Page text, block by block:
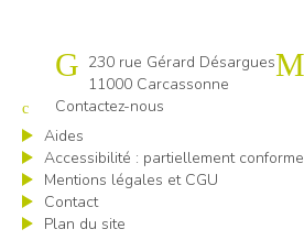
Cap emploi 11
230 rue Gérard Désargues
11000 Carcassonne
Contactez-nous
Aides
Accessibilité : partiellement conforme
Mentions légales et CGU
Contact
Plan du site